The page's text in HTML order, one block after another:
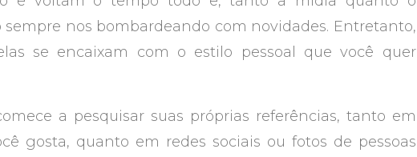
sempre nos bombardeando com novidades. Entretanto,
se encaixam com o estilo pessoal que você quer
a pesquisar suas próprias referências, tanto em
gosta, quanto em redes sociais ou fotos de pessoas